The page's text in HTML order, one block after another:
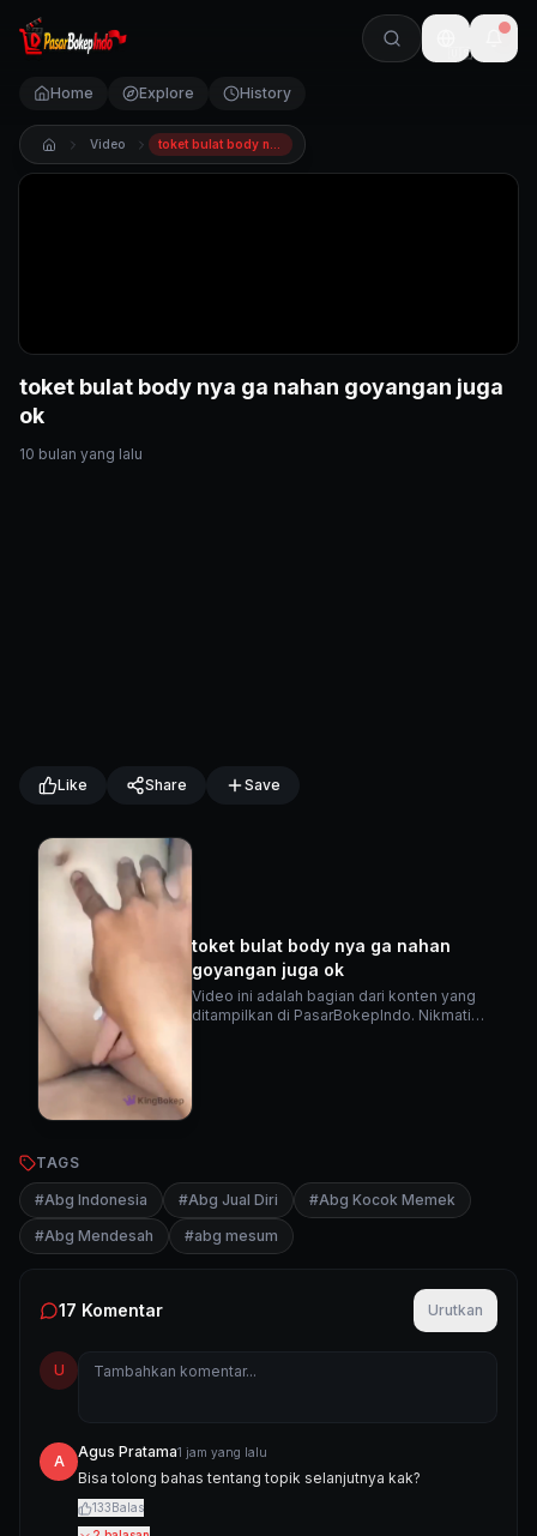
🇺🇸
Home Explore History
Video
toket bulat body nya ga nahan goyangan juga
ok
10 bulan yang lalu
Like Share Save
toket bulat body nya ga nahan
goyangan juga ok
Video ini adalah bagian dari konten yang
ditampilkan di PasarBokepIndo. Nikmati
TAGS
#Abg Indonesia #Abg Jual Diri #Abg Kocok Memek
#Abg Mendesah #abg mesum
17 Komentar Urutkan
U
A
Agus Pratama1 jam yang lalu
Bisa tolong bahas tentang topik selanjutnya kak?
133Balas